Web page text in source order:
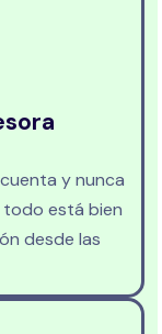
y nunca
todo está bien
desde las